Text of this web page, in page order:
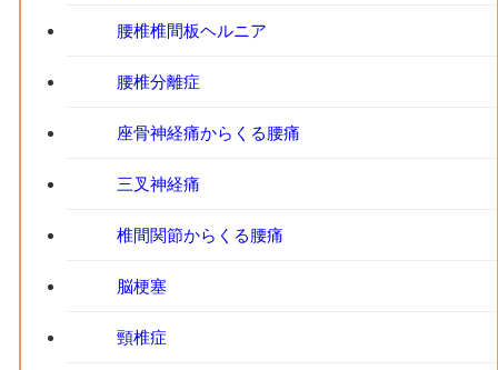
腰椎椎間板ヘルニア
腰椎分離症
座骨神経痛からくる腰痛
三叉神経痛
椎間関節からくる腰痛
脳梗塞
頸椎症